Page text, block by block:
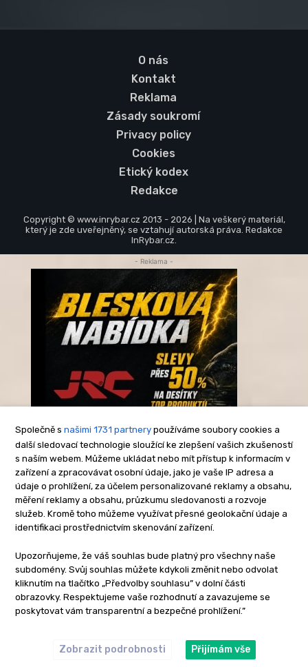
O nás
Kontakt
Reklama
Zásady soukromí
Privacy policy
Cookies
Etický kodex
Redakce
Copyright © www.inrybar.cz 2013 - 2026 | Na veškerý materiál,
který je zde uveřejněný, se vztahují autorská práva. Redakce
InRybar.cz.
Společně s našimi 1731 partnery používáme soubory cookies a
další sledovací technologie sloužící ke zlepšení vašich zkušeností
s naším webem. Můžeme ukládat nebo mít přístup k informacím v
zařízení a zpracovávat osobní údaje, jako je vaše IP adresa a
údaje o prohlížení, za účelem personalizované reklamy a obsahu,
měření reklamy a obsahu, průzkumu sledovanosti a rozvoje
služeb. Kromě toho můžeme využívat přesné geolokační údaje a
identifikaci prostřednictvím skenování zařízení.
Upozorňujeme, že váš souhlas bude platný pro všechny naše
subdomény. Svůj souhlas můžete kdykoli změnit nebo odvolat
kliknutím na tlačítko „Předvolby souhlasu” v dolní části
obrazovky. Respektujeme vaše rozhodnutí a zavazujeme se
poskytovat vám transparentní a bezpečné prohlížení.”
Zobrazit podrobnosti Přijímám vše
- Reklama -
-Reklama-